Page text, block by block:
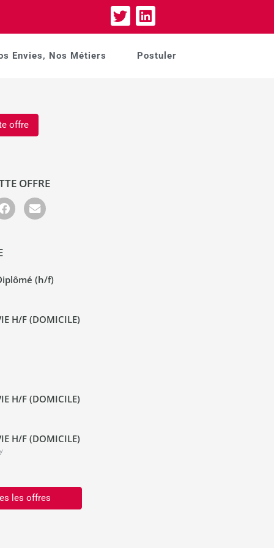
Envies, Nos Métiers Postuler
offre
OFFRE
(h/f)
H/F (DOMICILE)
H/F (DOMICILE)
H/F (DOMICILE)
les offres